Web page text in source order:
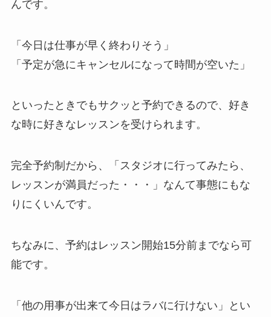
んです。
「今日は仕事が早く終わりそう」
「予定が急にキャンセルになって時間が空いた」
といったときでもサクッと予約できるので、好き
な時に好きなレッスンを受けられます。
完全予約制だから、
「スタジオに行ってみたら、
レッスンが満員だった・・・」 なんて事態にもな
りにくいんです。
ちなみに、予約はレッスン開始15分前までなら可
能です。
「他の用事が出来て今日はラバに行けない」
とい